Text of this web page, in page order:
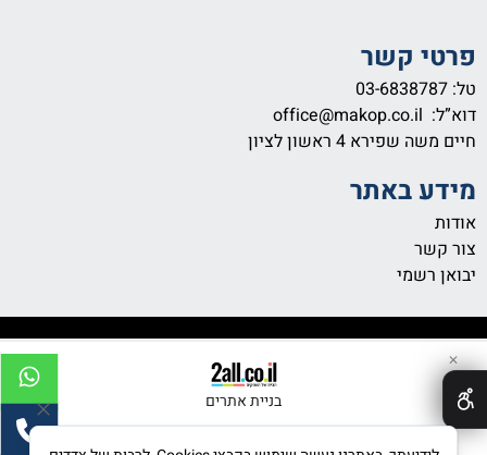
פרטי קשר
טל: 03-6838787
דוא”ל: office@makop.co.il
חיים משה שפירא 4
ראשון לציון
מידע באתר
אודות
צור קשר
יבואן רשמי
בניית אתרים
✕